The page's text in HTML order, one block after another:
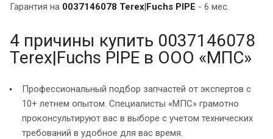
Гарантия на 0037146078 Terex|Fuchs PIPE - 6 мес.
4 причины купить 0037146078
Terex|Fuchs PIPE в ООО «МПС»
Профессиональный подбор запчастей от экспертов с
10+ летнем опытом. Специалисты «МПС» грамотно
проконсультируют вас в выборе с учетом технических
требований в удобное для вас время.